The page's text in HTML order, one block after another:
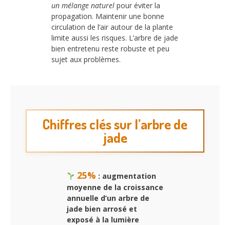
un mélange naturel pour éviter la
propagation. Maintenir une bonne
circulation de l’air autour de la plante
limite aussi les risques. L’arbre de jade
bien entretenu reste robuste et peu
sujet aux problèmes.
Chiffres clés sur l’arbre de
jade
25% : augmentation
moyenne de la croissance
annuelle d’un arbre de
jade bien arrosé et
exposé à la lumière